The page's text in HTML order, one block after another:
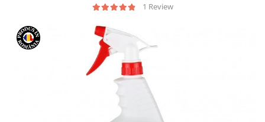
Insecticide si Capcane
1 Review